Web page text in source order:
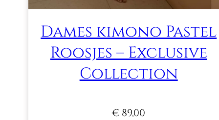
Dames kimono Pastel
Roosjes – Exclusive
Collection
€ 89,00